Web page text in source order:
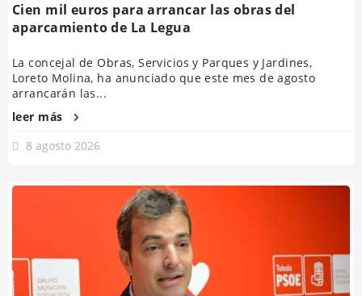
Cien mil euros para arrancar las obras del
aparcamiento de La Legua
La concejal de Obras, Servicios y Parques y Jardines,
Loreto Molina, ha anunciado que este mes de agosto
arrancarán las...
leer más
8 agosto 2026